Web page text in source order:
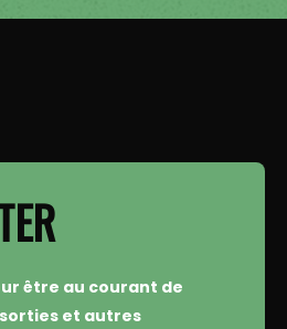
être au courant de
et autres